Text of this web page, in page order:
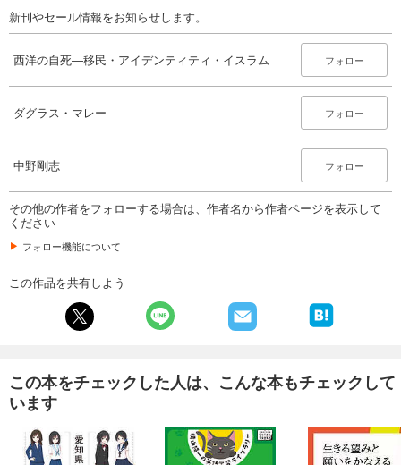
新刊やセール情報をお知らせします。
西洋の自死―移民・アイデンティティ・イスラム フォロー
ダグラス・マレー フォロー
中野剛志 フォロー
その他の作者をフォローする場合は、作者名から作者ページを表示して
ください
フォロー機能について
この作品を共有しよう
この本をチェックした人は、こんな本もチェックして
います